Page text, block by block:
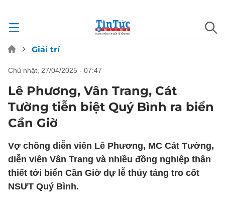
Giải trí
chủ nhật, 27/04/2025 - 07:47
Lê Phương, Vân Trang, Cát
Tường tiễn biệt Quý Bình ra biển
Cần Giờ
Vợ chồng diễn viên Lê Phương, MC Cát Tường,
diễn viên Vân Trang và nhiều đồng nghiệp thân
thiết tới biển Cần Giờ dự lễ thủy táng tro cốt
NSƯT Quý Bình.